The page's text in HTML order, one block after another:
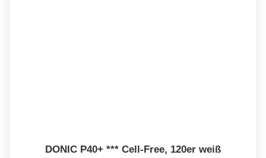
DONIC P40+ *** Cell-Free, 120er weiß